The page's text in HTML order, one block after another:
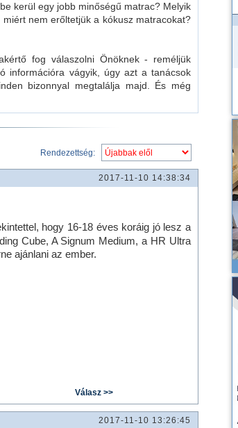
kerül egy jobb minőségű matrac? Melyik
nem erőltetjük a kókusz matracokat?
fog válaszolni Önöknek - reméljük
információra vágyik, úgy azt a tanácsok
bizonnyal megtalálja majd. És még
Rendezettség:
2017-11-10 14:38:34
hogy 16-18 éves koráig jó lesz a
Cube, A Signum Medium, a HR Ultra
ajánlani az ember.
2017-11-10 13:26:45